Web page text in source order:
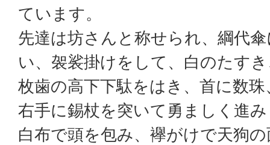
ています。
先達は坊さんと称せられ、綱代
い、袈裟掛けをして、白のたす
枚歯の高下下駄をはき、首に数
右手に錫杖を突いて勇ましく進
白布で頭を包み、襷がけで天狗